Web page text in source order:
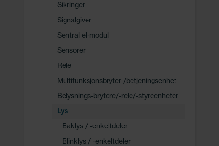
Sikringer
Signalgiver
Sentral el-modul
Sensorer
Relé
Multifunksjonsbryter /betjeningsenhet
Belysnings-brytere/-relè/-styreenheter
Lys
Baklys / -enkeltdeler
Blinklys / -enkeltdeler